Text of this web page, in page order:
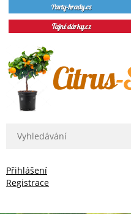
Přihlášení
Registrace